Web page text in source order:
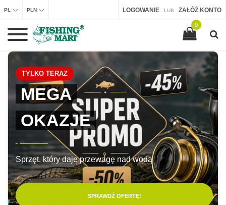
LOGOWANIE LUB ZAŁÓŻ KONTO
PL PLN
0
TYLKO TERAZ
MEGA
OKAZJE
Sprzęt, który daje przewagę nad wodą
SPRAWDŹ OFERTĘ!